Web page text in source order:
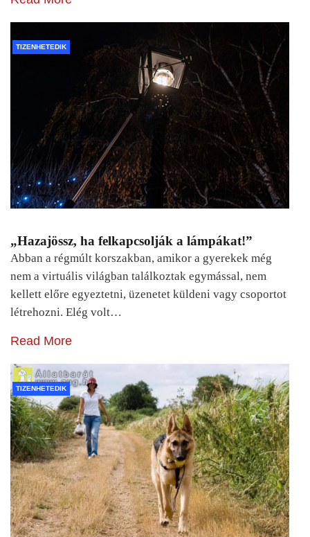
TIZENHETEDIK
„Hazajössz, ha felkapcsolják a lámpákat!”
Abban a régmúlt korszakban, amikor a gyerekek még
nem a virtuális világban találkoztak egymással, nem
kellett előre egyeztetni, üzenetet küldeni vagy csoportot
létrehozni. Elég volt…
Read More
TIZENHETEDIK